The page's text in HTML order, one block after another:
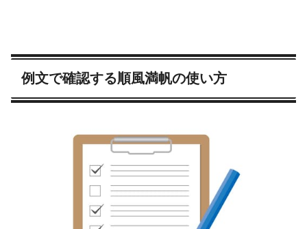
例文で確認する順風満帆の使い方